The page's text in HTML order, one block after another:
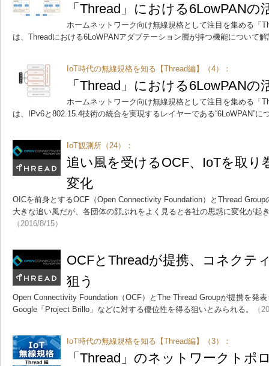
「Thread」における6LowPANの
ホームネットワーク向け無線規格として注目を集める「
は、Threadにおける6LoWPANアダプテーション層が持つ機能について
IoT時代の無線規格を知る【Thread編】（4）：
「Thread」における6LowPANの
ホームネットワーク向け無線規格として注目を集める「
は、IPv6と802.15.4技術の統合を実現するレイヤーである“6LoWPAN”に
IoT観測所（24）：
追い風を受けるOCF、IoTを取り
変化
OICを前身とするOCF（Open Connectivity Foundation）とThread
大きな追い風だが、各団体の顔ぶれをよく見ると各社の思惑に変化が起
（2016/8/15）
OCFとThreadが提携、コネクテ
狙う
Open Connectivity Foundation（OCF）とThe Thread Groupが提携を発
Google「Project Brillo」などに対する優位性を得る狙いとみられる。
（
IoT時代の無線規格を知る【Thread編】（3）：
「Thread」のネットワークトポ